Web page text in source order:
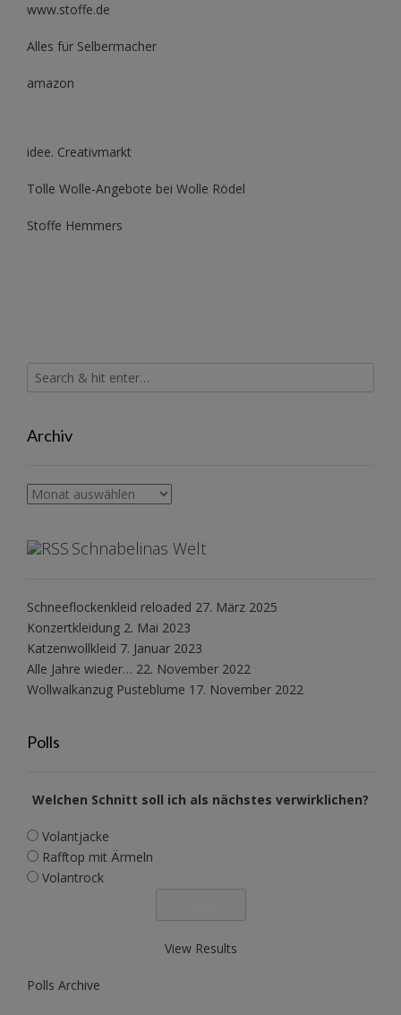
www.stoffe.de
Alles für Selbermacher
amazon
idee. Creativmarkt
Tolle Wolle-Angebote bei Wolle Rödel
Stoffe Hemmers
Archiv
Archiv
Schnabelinas Welt
Schneeflockenkleid reloaded 27. März 2025
Konzertkleidung 2. Mai 2023
Katzenwollkleid 7. Januar 2023
Alle Jahre wieder… 22. November 2022
Wollwalkanzug Pusteblume 17. November 2022
Polls
Welchen Schnitt soll ich als nächstes verwirklichen?
Volantjacke
Rafftop mit Ärmeln
Volantrock
View Results
Polls Archive